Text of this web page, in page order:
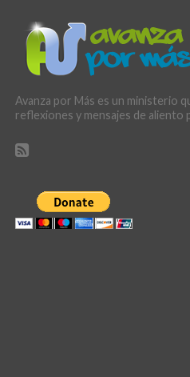
Avanza por Más es un ministerio
reflexiones y mensajes de aliento